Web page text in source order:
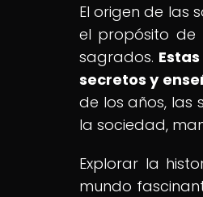
El origen de las
el propósito de
sagrados.
secretos y
de los años, las
la sociedad,
Explorar la
mundo